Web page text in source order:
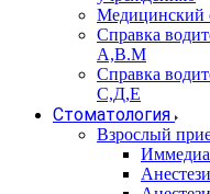
Медицинский
Справка
А,В.М
Справка
С,Д,Е
Стоматология
Взрослый